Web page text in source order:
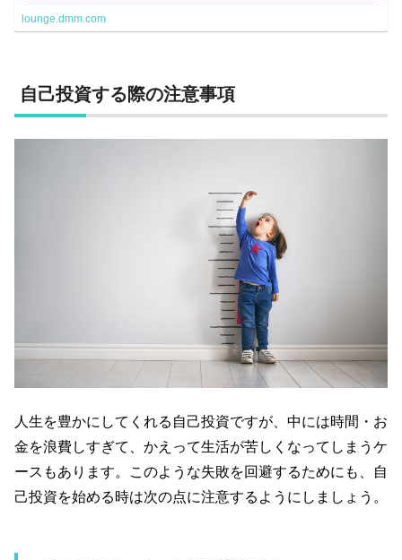
lounge.dmm.com
自己投資する際の注意事項
人生を豊かにしてくれる自己投資ですが、中には時間・お
金を浪費しすぎて、かえって生活が苦しくなってしまうケ
ースもあります。このような失敗を回避するためにも、自
己投資を始める時は次の点に注意するようにしましょう。